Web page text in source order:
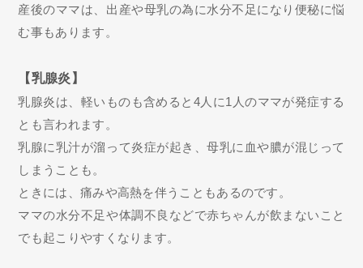
産後のママは、出産や母乳の為に水分不足になり便秘に悩
む事もあります。
【乳腺炎】
乳腺炎は、軽いものも含めると4人に1人のママが発症する
とも言われます。
乳腺に乳汁が溜って炎症が起き、母乳に血や膿が混じって
しまうことも。
ときには、痛みや高熱を伴うこともあるのです。
ママの水分不足や体調不良などで赤ちゃんが飲まないこと
でも起こりやすくなります。